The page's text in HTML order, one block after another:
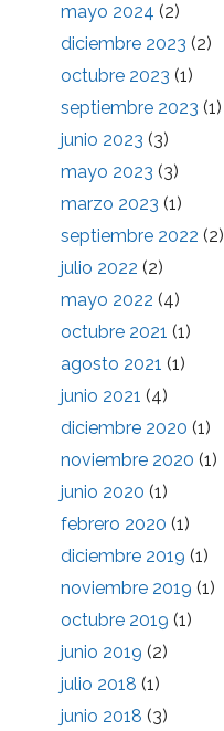
mayo 2024 (2)
diciembre 2023 (2)
octubre 2023 (1)
septiembre 2023 (1)
junio 2023 (3)
mayo 2023 (3)
marzo 2023 (1)
septiembre 2022 (2)
julio 2022 (2)
mayo 2022 (4)
octubre 2021 (1)
agosto 2021 (1)
junio 2021 (4)
diciembre 2020 (1)
noviembre 2020 (1)
junio 2020 (1)
febrero 2020 (1)
diciembre 2019 (1)
noviembre 2019 (1)
octubre 2019 (1)
junio 2019 (2)
julio 2018 (1)
junio 2018 (3)